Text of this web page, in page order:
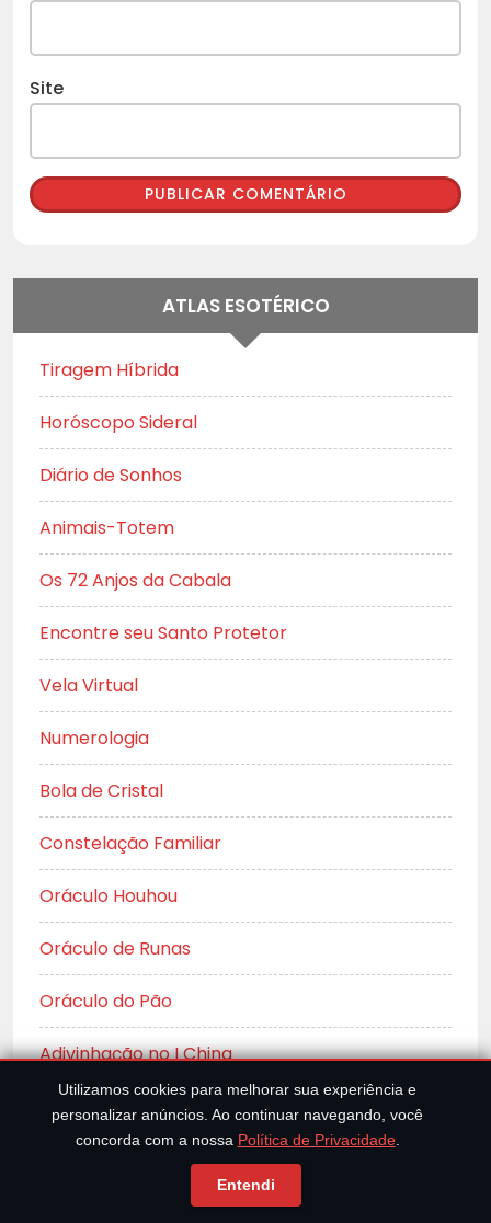
Site
ATLAS ESOTÉRICO
Tiragem Híbrida
Horóscopo Sideral
Diário de Sonhos
Animais-Totem
Os 72 Anjos da Cabala
Encontre seu Santo Protetor
Vela Virtual
Numerologia
Bola de Cristal
Constelação Familiar
Oráculo Houhou
Oráculo de Runas
Oráculo do Pão
Adivinhação no I Ching
A 7ª ARTE!
Utilizamos cookies para melhorar sua experiência e
personalizar anúncios. Ao continuar navegando, você
concorda com a nossa Política de Privacidade.
Entendi